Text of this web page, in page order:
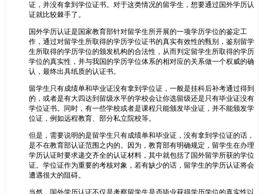
证，并没有拿到学位证书。对于这类情况的留学生，想要通过国外学历认
证就比较棘手了。
国外学历认证是国家教育部针对留学生所开展的一项学历学位的鉴定工
作，通过对留学生所取得的学历学位证书的真实有效性的甄别，鉴别留学
生所取得的学历学位的颁发机构的合法性，从而判定留学生所取得的学历
学位的真实性，并与我国的学历学位体系的相对应的关系做一个权威的确
认，最终出具纸质的认证书。
留学生只有成绩单和毕业证没有拿到学位证，一般是挂科后补考通过得到
的，或者是有大四达到留级水平的学校会让你选留级还是只有毕业证没有
学位证书。同时，有一些学校或者是课程只能颁发毕业证，并不能颁发学
位证，例如远程教育、部分私立院校等。
但是，需要说明的是留学生只有成绩单和毕业证，没有拿到学位证的话，
是不在教育部认证范围之内的。因为，教育部有明确规定，留学生在办理
学历认证时要求递交齐全的认证材料，其中就包括了国外留学所获的学位
证。学位证作为重要的考核对象，若有缺少的话，留学生的学历认证将会
遭遇很大的阻碍。